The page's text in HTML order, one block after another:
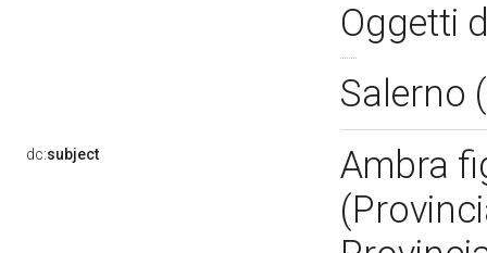
Oggetti
Salerno
dc:subject
Ambra